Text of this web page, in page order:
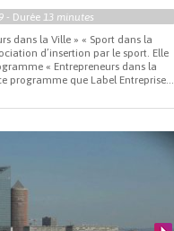
- Durée 13 minutes
dans la Ville » « Sport dans la
d’insertion par le sport. Elle
« Entrepreneurs dans la
programme que Label Entreprise...